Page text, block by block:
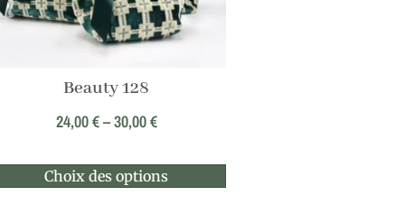
Beauty 128
24,00€–30,00€
Choix des options